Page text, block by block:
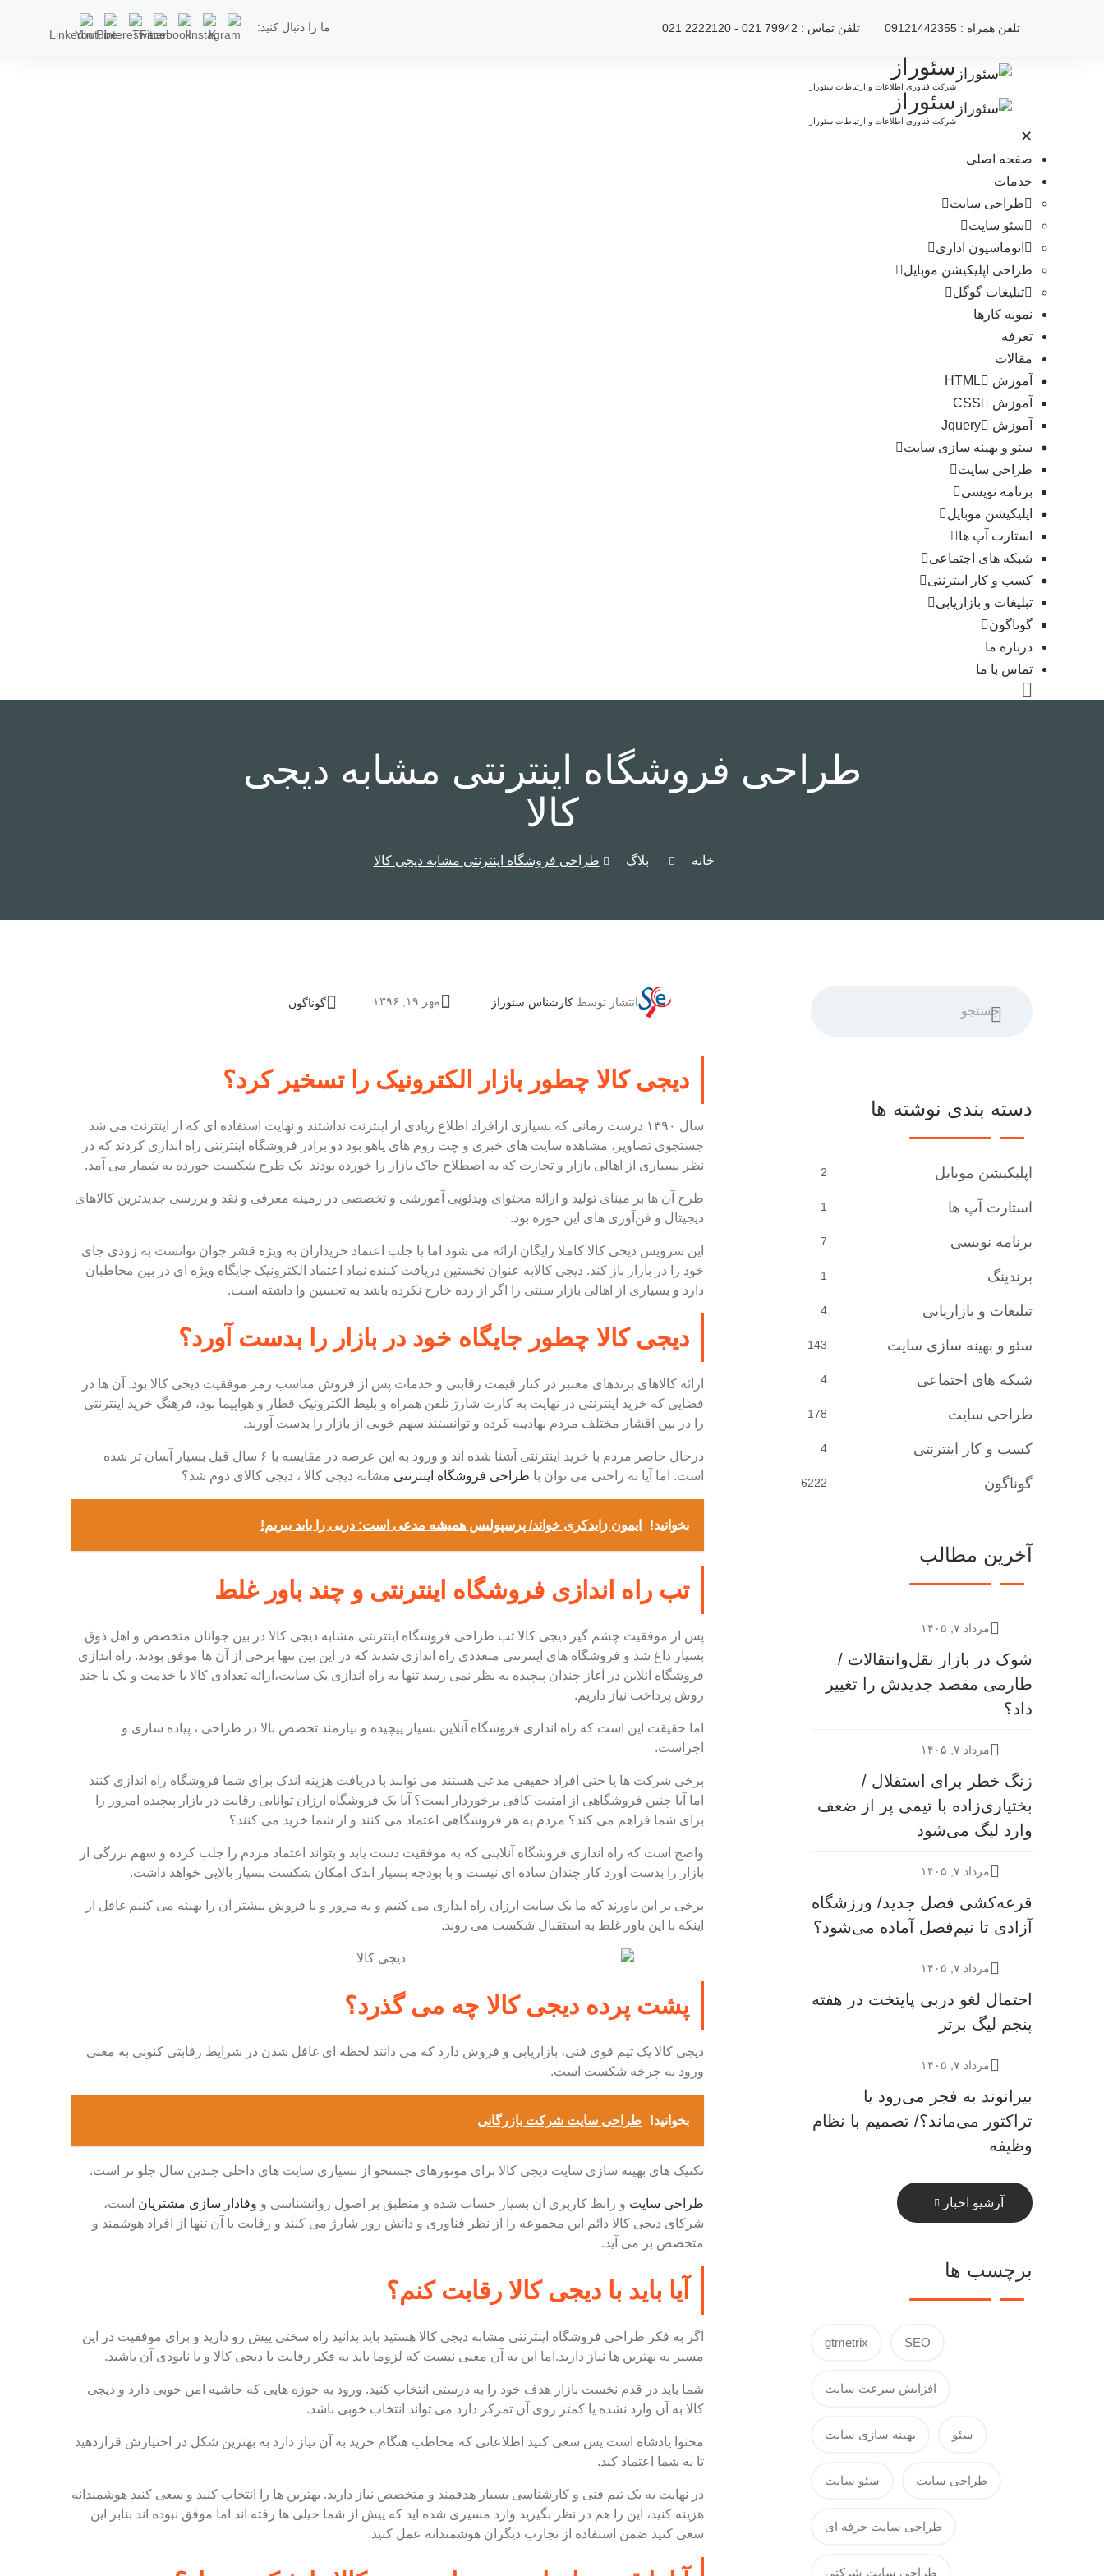
تلفن تماس : 79942 021 - 2222120 021 تلفن همراه : 09121442355 ما را دنبال کنید:
سئوراز
شرکت فناوری اطلاعات و ارتباطات سئوراز
سئوراز
شرکت فناوری اطلاعات و ارتباطات سئوراز
✕
صفحه اصلی
خدمات
طراحی سایت
سئو سایت
اتوماسیون اداری
طراحی اپلیکیشن موبایل
تبلیغات گوگل
نمونه کارها
تعرفه
مقالات
آموزش HTML
آموزش CSS
آموزش Jquery
سئو و بهینه سازی سایت
طراحی سایت
برنامه نویسی
اپلیکیشن موبایل
استارت آپ ها
شبکه های اجتماعی
کسب و کار اینترنتی
تبلیغات و بازاریابی
گوناگون
درباره ما
تماس با ما
طراحی فروشگاه اینترنتی مشابه دیجی
کالا
خانه بلاگ طراحی فروشگاه اینترنتی مشابه دیجی کالا
انتشار توسط کارشناس سئوراز مهر ۱۹, ۱۳۹۶ گوناگون
دیجی کالا چطور بازار الکترونیک را تسخیر کرد؟
سال ۱۳۹۰ درست زمانی که بسیاری ازافراد اطلاع زیادی از اینترنت نداشتند و نهایت استفاده ای که از اینترنت می شد
جستجوی تصاویر، مشاهده سایت های خبری و چت روم های یاهو بود دو برادر فروشگاه اینترنتی راه اندازی کردند که در
نظر بسیاری از اهالی بازار و تجارت که به اصطلاح خاک بازار را خورده بودند یک طرح شکست خورده به شمار می آمد.
طرح آن ها بر مبنای تولید و ارائه محتوای ویدئویی آموزشی و تخصصی در زمینه معرفی و نقد و بررسی جدیدترین کالاهای
دیجیتال و فن‏‌آوری‏ های این حوزه بود.
این سرویس دیجی کالا کاملا رایگان ارائه می شود اما با جلب اعتماد خریداران به ویژه قشر جوان توانست به زودی جای
خود را در بازار باز کند. دیجی کالابه عنوان نخستین دریافت کننده نماد اعتماد الکترونیک جایگاه ویژه ای در بین مخاطبان
دارد و بسیاری از اهالی بازار سنتی را اگر از رده خارج نکرده باشد به تحسین وا داشته است.
دیجی کالا چطور جایگاه خود در بازار را بدست آورد؟
ارائه کالاهای برندهای معتبر در کنار قیمت رقابتی و خدمات پس از فروش مناسب رمز موفقیت دیجی کالا بود. آن ها در
فضایی که خرید اینترنتی در نهایت به کارت شارژ تلفن همراه و بلیط الکترونیک قطار و هواپیما بود، فرهنگ خرید اینترنتی
را در بین اقشار مختلف مردم نهادینه کرده و توانستند سهم خوبی از بازار را بدست آورند.
درحال حاضر مردم با خرید اینترنتی آشنا شده اند و ورود به این عرصه در مقایسه با ۶ سال قبل بسیار آسان تر شده
است. اما آیا به راحتی می توان با طراحی فروشگاه اینترنتی مشابه دیجی کالا ، دیجی کالای دوم شد؟
بخوانید! ایمون زایدکری خواند/ پرسپولیس همیشه مدعی است: دربی را باید ببریم!
تب راه اندازی فروشگاه اینترنتی و چند باور غلط
پس از موفقیت چشم گیر دیجی کالا تب طراحی فروشگاه اینترنتی مشابه دیجی کالا در بین جوانان متخصص و اهل ذوق
بسیار داغ شد و فروشگاه های اینترنتی متعددی راه اندازی شدند که در این بین تنها برخی از آن ها موفق بودند. راه اندازی
فروشگاه آنلاین در آغاز چندان پیچیده به نظر نمی رسد تنها به راه اندازی یک سایت،ارائه تعدادی کالا یا خدمت و یک یا چند
روش پرداخت نیاز داریم.
اما حقیقت این است که راه اندازی فروشگاه آنلاین بسیار پیچیده و نیازمند تخصص بالا در طراحی ، پیاده سازی و
اجراست.
برخی شرکت ها یا حتی افراد حقیقی مدعی هستند می توانند با دریافت هزینه اندک برای شما فروشگاه راه اندازی کنند
اما آیا چنین فروشگاهی از امنیت کافی برخوردار است؟ آیا یک فروشگاه ارزان توانایی رقابت در بازار پیچیده امروز را
برای شما فراهم می کند؟ مردم به هر فروشگاهی اعتماد می کنند و از شما خرید می کنند؟
واضح است که راه اندازی فروشگاه آنلاینی که به موفقیت دست یابد و بتواند اعتماد مردم را جلب کرده و سهم بزرگی از
بازار را بدست آورد کار چندان ساده ای نیست و با بودجه بسیار اندک امکان شکست بسیار بالایی خواهد داشت.
برخی بر این باورند که ما یک سایت ارزان راه اندازی می کنیم و به مرور و با فروش بیشتر آن را بهینه می کنیم غافل از
اینکه با این باور غلط به استقبال شکست می روند.
پشت پرده دیجی کالا چه می گذرد؟
دیجی کالا یک تیم قوی فنی، بازاریابی و فروش دارد که می دانند لحظه ای غافل شدن در شرایط رقابتی کنونی به معنی
ورود به چرخه شکست است.
بخوانید! طراحی سایت شرکت بازرگانی
تکنیک های بهینه سازی سایت دیجی کالا برای موتورهای جستجو از بسیاری سایت های داخلی چندین سال جلو تر است.
طراحی سایت و رابط کاربری آن بسیار حساب شده و منطبق بر اصول روانشناسی و وفادار سازی مشتریان است،
شرکای دیجی کالا دائم این مجموعه را از نظر فناوری و دانش روز شارژ می کنند و رقابت با آن تنها از افراد هوشمند و
متخصص بر می آید.
آیا باید با دیجی کالا رقابت کنم؟
اگر به فکر طراحی فروشگاه اینترنتی مشابه دیجی کالا هستید باید بدانید راه سختی پیش رو دارید و برای موفقیت در این
مسیر به بهترین ها نیاز دارید.اما این به آن معنی نیست که لزوما باید به فکر رقابت با دیجی کالا و یا نابودی آن باشید.
شما باید در قدم نخست بازار هدف خود را به درستی انتخاب کنید. ورود به حوزه هایی که حاشیه امن خوبی دارد و دیجی
کالا به آن وارد نشده یا کمتر روی آن تمرکز دارد می تواند انتخاب خوبی باشد.
محتوا پادشاه است پس سعی کنید اطلاعاتی که مخاطب هنگام خرید به آن نیاز دارد به بهترین شکل در اختیارش قراردهید
تا به شما اعتماد کند.
در نهایت به یک تیم فنی و کارشناسی بسیار هدفمند و متخصص نیاز دارید. بهترین ها را انتخاب کنید و سعی کنید هوشمندانه
هزینه کنید، این را هم در نظر بگیرید وارد مسیری شده اید که پیش از شما خیلی ها رفته اند اما موفق نبوده اند بنابر این
سعی کنید ضمن استفاده از تجارب دیگران هوشمندانه عمل کنید.
دسته بندی نوشته ها
2 اپلیکیشن موبایل
1 استارت آپ ها
7 برنامه نویسی
1 برندینگ
4 تبلیغات و بازاریابی
143 سئو و بهینه سازی سایت
4 شبکه های اجتماعی
178 طراحی سایت
4 کسب و کار اینترنتی
6222 گوناگون
آخرین مطالب
مرداد ۷, ۱۴۰۵
شوک در بازار نقل‌وانتقالات /
طارمی مقصد جدیدش را تغییر
داد؟
مرداد ۷, ۱۴۰۵
زنگ خطر برای استقلال /
بختیاری‌زاده با تیمی پر از ضعف
وارد لیگ می‌شود
مرداد ۷, ۱۴۰۵
قرعه‎‌کشی فصل جدید/ ورزشگاه
آزادی تا نیم‌فصل آماده می‌شود؟
مرداد ۷, ۱۴۰۵
احتمال لغو دربی پایتخت در هفته
پنجم لیگ برتر
مرداد ۷, ۱۴۰۵
بیرانوند به فجر می‌رود یا
تراکتور می‌ماند؟/ تصمیم با نظام
وظیفه
آرشیو اخبار
برچسب ها
gtmetrix SEO
افزایش سرعت سایت
بهینه سازی سایت سئو
سئو سایت طراحی سایت
طراحی سایت حرفه ای
طراحی سایت شرکتی